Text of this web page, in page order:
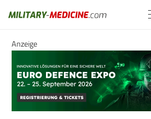
Anzeige